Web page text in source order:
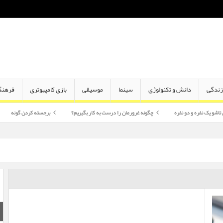
دانش و تکنولوژی سینما موسیقی بازی کامپیوتری
نفره چگونه غرورمان را درست به کار بگیریم؟ برجسته کردن گونه اختلاف